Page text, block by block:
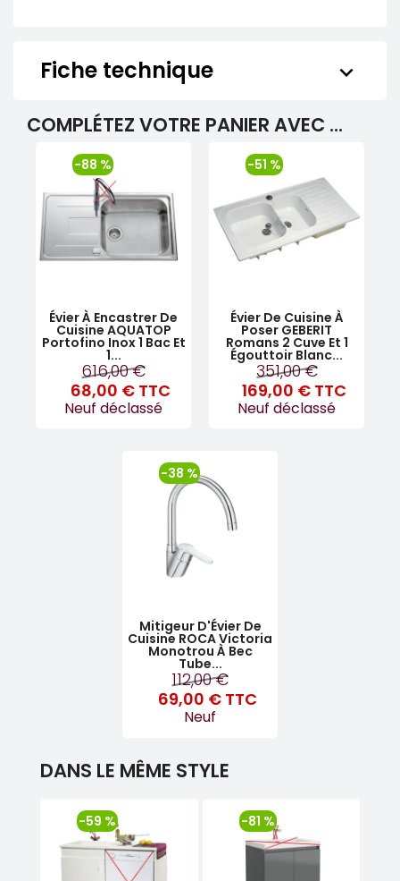
Fiche technique keyboard_arrow_down
COMPLÉTEZ VOTRE PANIER AVEC ...
Évier À Encastrer De
Cuisine AQUATOP
Portofino Inox 1 Bac Et
1...
616,00 €
68,00 € TTC
Neuf déclassé
-88 %
Évier De Cuisine À
Poser GEBERIT
Romans 2 Cuve Et 1
Égouttoir Blanc...
351,00 €
169,00 € TTC
Neuf déclassé
-51 %
Mitigeur D'Évier De
Cuisine ROCA Victoria
Monotrou À Bec
Tube...
112,00 €
69,00 € TTC
Neuf
-38 %
DANS LE MÊME STYLE
-59 % -81 %